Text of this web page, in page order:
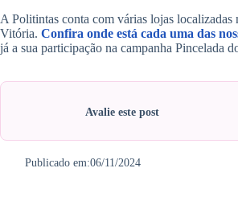
A Politintas conta com várias lojas localizadas
Vitória. Confira onde está cada uma das
já a sua participação na campanha Pincelada
Avalie este post
Publicado em:06/11/2024